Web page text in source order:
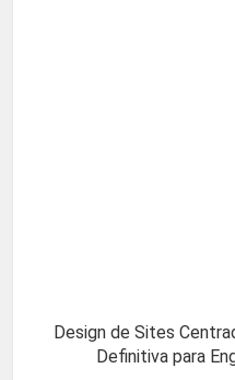
Design de Sites
Definitiva para